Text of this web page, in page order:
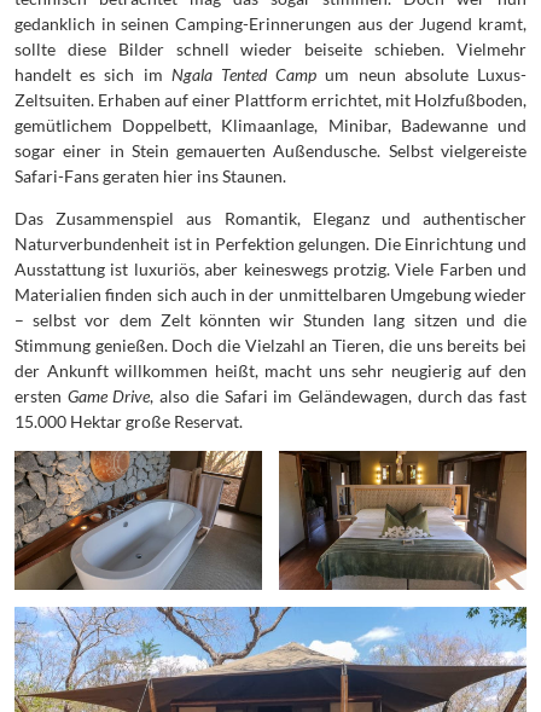
gedanklich in seinen Camping-Erinnerungen aus der Jugend kramt,
sollte diese Bilder schnell wieder beiseite schieben. Vielmehr
handelt es sich im Ngala Tented Camp um neun absolute Luxus-
Zeltsuiten. Erhaben auf einer Plattform errichtet, mit Holzfußboden,
gemütlichem Doppelbett, Klimaanlage, Minibar, Badewanne und
sogar einer in Stein gemauerten Außendusche. Selbst vielgereiste
Safari-Fans geraten hier ins Staunen.
Das Zusammenspiel aus Romantik, Eleganz und authentischer
Naturverbundenheit ist in Perfektion gelungen. Die Einrichtung und
Ausstattung ist luxuriös, aber keineswegs protzig. Viele Farben und
Materialien finden sich auch in der unmittelbaren Umgebung wieder
– selbst vor dem Zelt könnten wir Stunden lang sitzen und die
Stimmung genießen. Doch die Vielzahl an Tieren, die uns bereits bei
der Ankunft willkommen heißt, macht uns sehr neugierig auf den
ersten Game Drive, also die Safari im Geländewagen, durch das fast
15.000 Hektar große Reservat.